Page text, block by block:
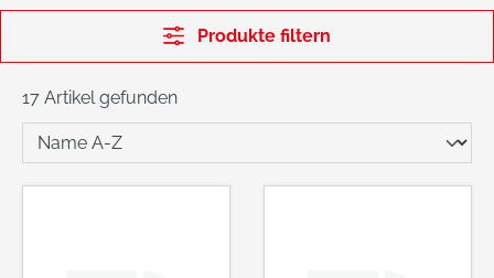
Produkte filtern
17 Artikel gefunden